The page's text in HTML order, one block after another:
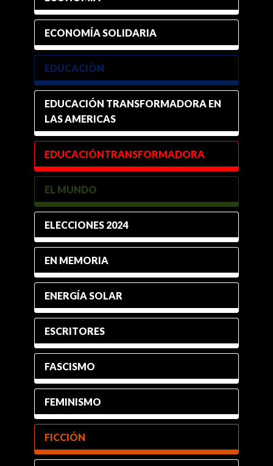
ECONOMÍA SOLIDARIA
EDUCACIÓN
EDUCACIÓN TRANSFORMADORA EN
LAS AMERICAS
EDUCACIÓNTRANSFORMADORA
EL MUNDO
ELECCIONES 2024
EN MEMORIA
ENERGÍA SOLAR
ESCRITORES
FASCISMO
FEMINISMO
FICCIÓN